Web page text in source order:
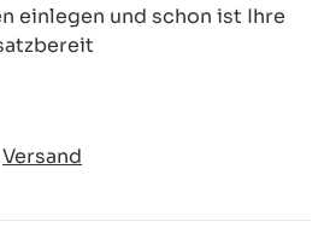
einlegen und schon ist Ihre
Versand